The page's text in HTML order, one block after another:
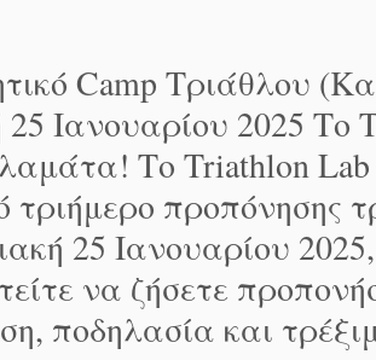
Camp Τριάθλου
Ιανουαρίου 2025 Το
Το Triathlon Lab
τριήμερο προπόνησης
25 Ιανουαρίου
να ζήσετε
ποδηλασία και